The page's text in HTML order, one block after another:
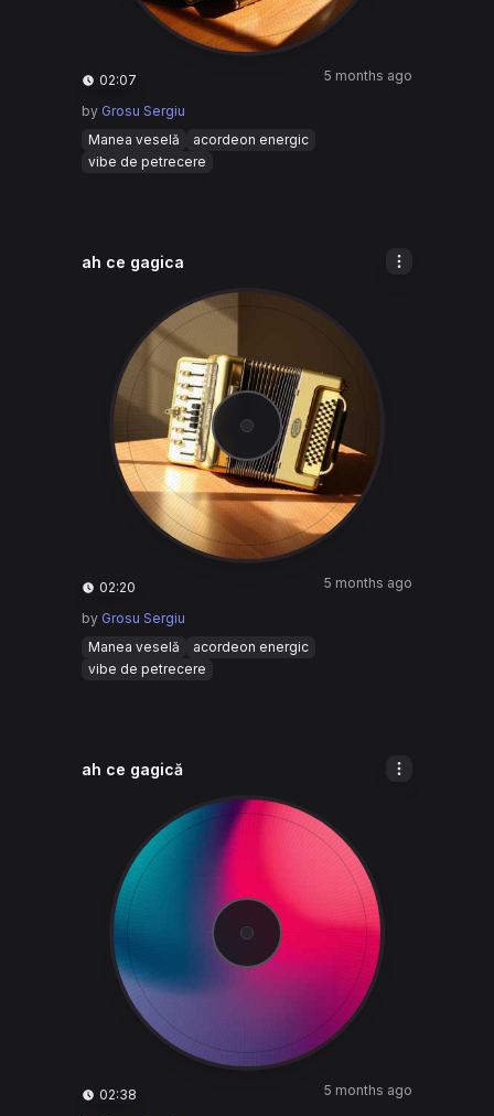
02:07 5 months ago
by Grosu Sergiu
Manea veselă
acordeon energic
vibe de petrecere
ah ce gagica
02:20 5 months ago
by Grosu Sergiu
Manea veselă
acordeon energic
vibe de petrecere
ah ce gagică
02:38 5 months ago